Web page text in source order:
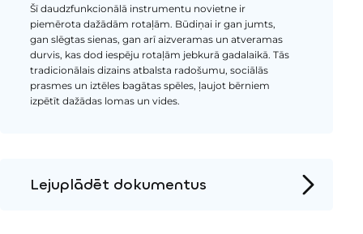
Šī daudzfunkcionālā instrumentu novietne ir
piemērota dažādām rotaļām. Būdiņai ir gan jumts,
gan slēgtas sienas, gan arī aizveramas un atveramas
durvis, kas dod iespēju rotaļām jebkurā gadalaikā. Tās
tradicionālais dizains atbalsta radošumu, sociālās
prasmes un iztēles bagātas spēles, ļaujot bērniem
izpētīt dažādas lomas un vides.
Lejuplādēt dokumentus